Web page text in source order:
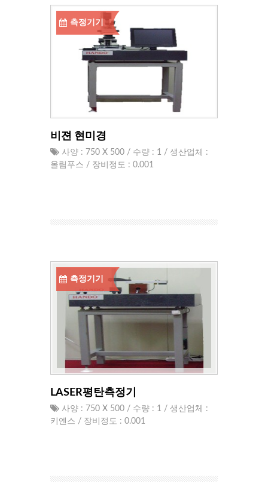
측정기기
비젼 현미경
사양 : 750 X 500 / 수량 : 1 / 생산업체 :
올림푸스 / 장비정도 : 0.001
측정기기
LASER평탄측정기
사양 : 750 X 500 / 수량 : 1 / 생산업체 :
키엔스 / 장비정도 : 0.001